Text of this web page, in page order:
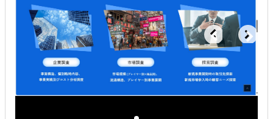
解決できる課題
海外におけるリスク・コストを低減したい